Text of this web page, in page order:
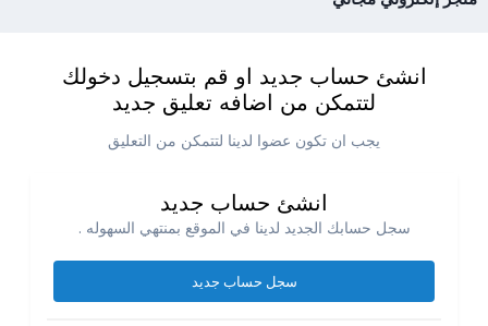
انشئ حساب جديد او قم بتسجيل دخولك
لتتمكن من اضافه تعليق جديد
يجب ان تكون عضوا لدينا لتتمكن من التعليق
انشئ حساب جديد
سجل حسابك الجديد لدينا في الموقع بمنتهي السهوله .
سجل حساب جديد